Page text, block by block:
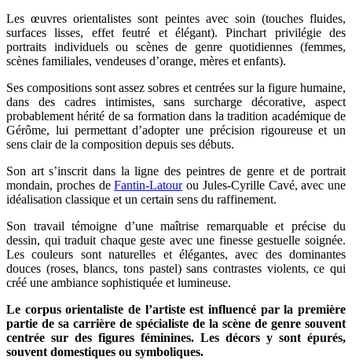
Les œuvres orientalistes sont peintes avec soin (touches fluides,
surfaces lisses, effet feutré et élégant). Pinchart privilégie des
portraits individuels ou scènes de genre quotidiennes (femmes,
scènes familiales, vendeuses d’orange, mères et enfants).
Ses compositions sont assez sobres et centrées sur la figure humaine,
dans des cadres intimistes, sans surcharge décorative, aspect
probablement hérité de sa formation dans la tradition académique de
Gérôme, lui permettant d’adopter une précision rigoureuse et un
sens clair de la composition depuis ses débuts.
Son art s’inscrit dans la ligne des peintres de genre et de portrait
mondain, proches deFantin-Latourou Jules-Cyrille Cavé, avec une
idéalisation classique et un certain sens du raffinement.
Son travail témoigne d’une maîtrise remarquable et précise du
dessin, qui traduit chaque geste avec une finesse gestuelle soignée.
Les couleurs sont naturelles et élégantes, avec des dominantes
douces (roses, blancs, tons pastel) sans contrastes violents, ce qui
créé une ambiance sophistiquée et lumineuse.
Le corpus orientaliste de l’artiste est influencé par la première
partie de sa carrière de spécialiste de la scène de genre souvent
centrée sur des figures féminines. Les décors y sont épurés,
souvent domestiques ou symboliques.